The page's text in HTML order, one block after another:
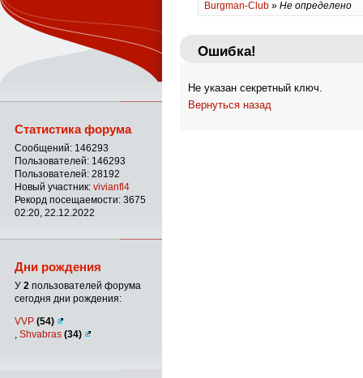
Burgman-Club » Не определено
Ошибка!
Не указан секретный ключ.
Вернуться назад
Статистика форума
Сообщений: 146293
Пользователей: 146293
Пользователей: 28192
Новый участник: vivianfl4
Рекорд посещаемости: 3675
02:20, 22.12.2022
Дни рождения
У 2 пользователей форума
сегодня дни рождения:
VVP (54)
Shvabras (34)